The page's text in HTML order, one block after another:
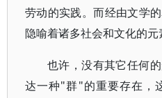
劳动的实践。而经由文学
隐喻着诸多社会和文化的元
也许，没有其它任何
达一种"群"的重要存在，